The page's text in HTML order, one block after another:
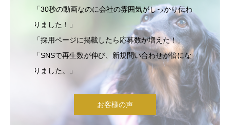
「30秒の動画なのに会社の雰囲気がしっかり伝わ
りました！」
「採用ページに掲載したら応募数が増えた！」
「SNSで再生数が伸び、新規問い合わせが倍にな
りました。」
お客様の声